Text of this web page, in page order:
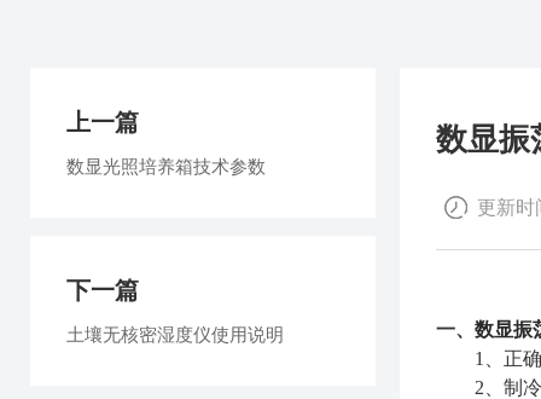
数显振
更新时
一、 数显振
1、正
2、制
上一篇
数显光照培养箱技术参数
下一篇
土壤无核密湿度仪使用说明